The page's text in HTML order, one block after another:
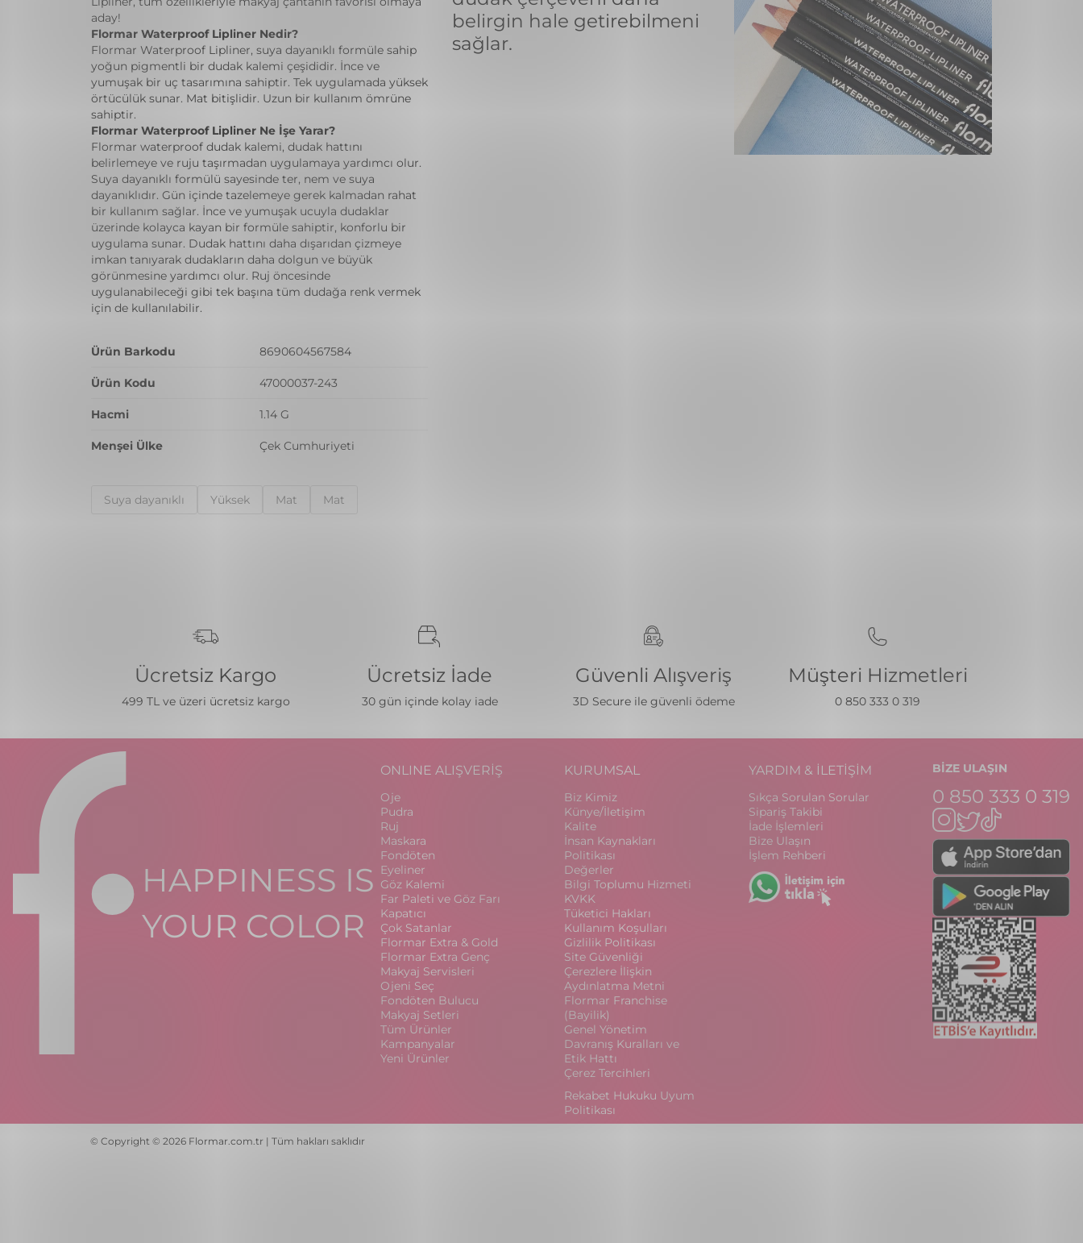
aday!
Flormar Waterproof Lipliner Nedir?
Flormar Waterproof Lipliner, suya dayanıklı formüle sahip
yoğun pigmentli bir dudak kalemi çeşididir. İnce ve
yumuşak bir uç tasarımına sahiptir. Tek uygulamada yüksek
örtücülük sunar. Mat bitişlidir. Uzun bir kullanım ömrüne
sahiptir.
Flormar Waterproof Lipliner Ne İşe Yarar?
Flormar waterproof dudak kalemi, dudak hattını
belirlemeye ve ruju taşırmadan uygulamaya yardımcı olur.
Suya dayanıklı formülü sayesinde ter, nem ve suya
dayanıklıdır. Gün içinde tazelemeye gerek kalmadan rahat
bir kullanım sağlar. İnce ve yumuşak ucuyla dudaklar
üzerinde kolayca kayan bir formüle sahiptir, konforlu bir
uygulama sunar. Dudak hattını daha dışarıdan çizmeye
imkan tanıyarak dudakların daha dolgun ve büyük
görünmesine yardımcı olur. Ruj öncesinde
uygulanabileceği gibi tek başına tüm dudağa renk vermek
için de kullanılabilir.
Ürün Barkodu 8690604567584
Ürün Kodu 47000037-243
Hacmi 1.14 G
Menşei Ülke Çek Cumhuriyeti
Suya dayanıklı Yüksek Mat Mat
belirgin hale getirebilmeni
sağlar.
Ücretsiz Kargo
499 TL ve üzeri ücretsiz kargo
Ücretsiz İade
30 gün içinde kolay iade
Güvenli Alışveriş
3D Secure ile güvenli ödeme
Müşteri Hizmetleri
0 850 333 0 319
HAPPINESS IS
YOUR COLOR
ONLINE ALIŞVERİŞ
Oje
Pudra
Ruj
Maskara
Fondöten
Eyeliner
Göz Kalemi
Far Paleti ve Göz Farı
Kapatıcı
Çok Satanlar
Flormar Extra & Gold
Flormar Extra Genç
Makyaj Servisleri
Ojeni Seç
Fondöten Bulucu
Makyaj Setleri
Tüm Ürünler
Kampanyalar
Yeni Ürünler
KURUMSAL
Biz Kimiz
Künye/İletişim
Kalite
İnsan Kaynakları
Politikası
Değerler
Bilgi Toplumu Hizmeti
KVKK
Tüketici Hakları
Kullanım Koşulları
Gizlilik Politikası
Site Güvenliği
Çerezlere İlişkin
Aydınlatma Metni
Flormar Franchise
(Bayilik)
Genel Yönetim
Davranış Kuralları ve
Etik Hattı
Çerez Tercihleri
Rekabet Hukuku Uyum
Politikası
YARDIM & İLETİŞİM
Sıkça Sorulan Sorular
Sipariş Takibi
İade İşlemleri
Bize Ulaşın
İşlem Rehberi
BİZE ULAŞIN
0 850 333 0 319
© Copyright © 2026 Flormar.com.tr | Tüm hakları saklıdır